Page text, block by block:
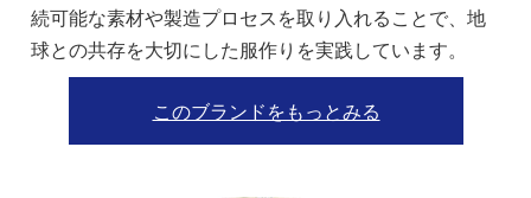
続可能な素材や製造プロセスを取り入れることで、地
球との共存を大切にした服作りを実践しています。
このブランドをもっとみる